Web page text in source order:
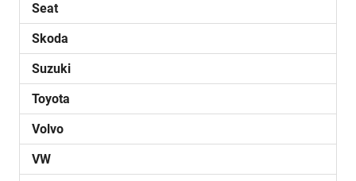
Seat
Skoda
Suzuki
Toyota
Volvo
VW